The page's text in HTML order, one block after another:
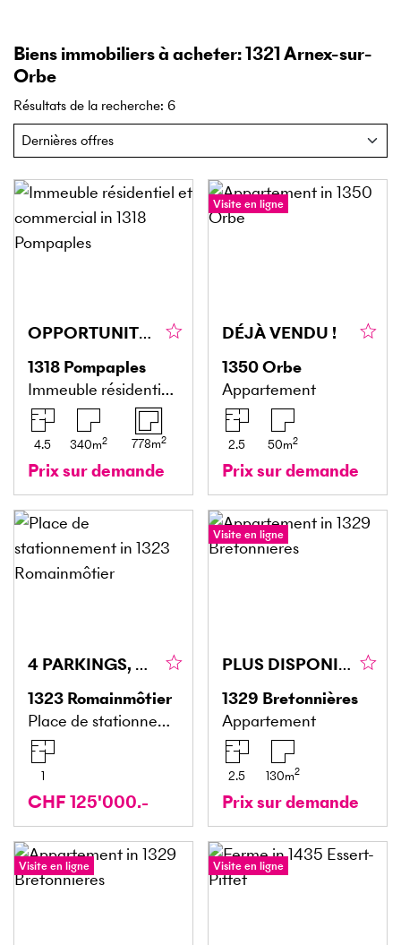
Biens immobiliers à acheter: 1321 Arnex-sur-
Orbe
Résultats de la recherche: 6
OPPORTUNITÉ RARE À SAISIR
1318 Pompaples
Immeuble résidentiel et commercial
4.5 340m2 778m2
Prix sur demande
Visite en ligne
DÉJÀ VENDU !
1350Orbe
Appartement
2.5 50m2
Prix sur demande
4 PARKINGS, OPPORTUNITÉ INVESTISSEUR
1323 Romainmôtier
Place de stationnement
1
CHF 125'000.-
Visite en ligne
PLUS DISPONIBLE !
1329 Bretonnières
Appartement
2.5 130m2
Prix sur demande
Visite en ligne Visite en ligne